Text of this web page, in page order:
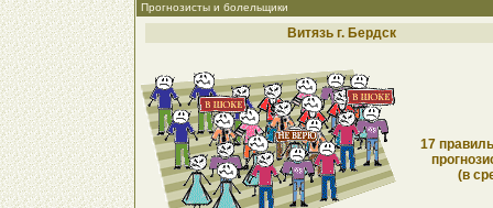
Прогнозисты и болельщики
Витязь г. Бердск
17
(в